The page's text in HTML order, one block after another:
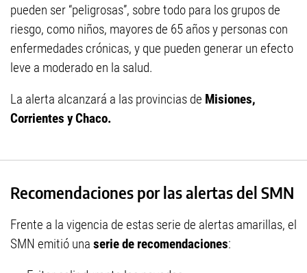
pueden ser “peligrosas”, sobre todo para los grupos de
riesgo, como niños, mayores de 65 años y personas con
enfermedades crónicas, y que pueden generar un efecto
leve a moderado en la salud.
La alerta alcanzará a las provincias de Misiones,
Corrientes y Chaco.
Recomendaciones por las alertas del SMN
Frente a la vigencia de estas serie de alertas amarillas, el
SMN emitió una serie de recomendaciones: